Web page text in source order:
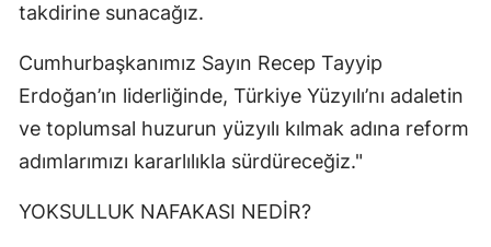
takdirine sunacağız.
Cumhurbaşkanımız Sayın Recep Tayyip
Erdoğan’ın liderliğinde, Türkiye Yüzyılı’nı adaletin
ve toplumsal huzurun yüzyılı kılmak adına reform
adımlarımızı kararlılıkla sürdüreceğiz."
YOKSULLUK NAFAKASI NEDİR?